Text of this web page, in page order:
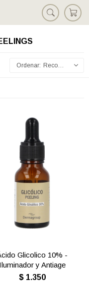
Recomendados
Glicolico 10% -
Iluminador y Antiage
$ 1.350